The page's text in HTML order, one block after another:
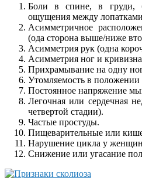
Боли в спине, в груди,
ощущения между
Асимметричное
(ода сторона выше/ниже
Асимметрия рук (одна
Асимметрия ног и кривизна
Прихрамывание на одну
Утомляемость в положении
Постоянное напряжение
Легочная или сердечная
четвертой стадии).
Частые простуды.
Пищеварительные или
Нарушение цикла у
Снижение или угасание